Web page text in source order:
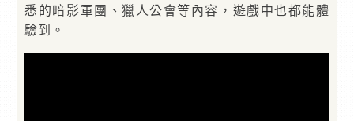
悉的暗影軍團、獵人公會等內容，遊戲中也都能體
驗到。